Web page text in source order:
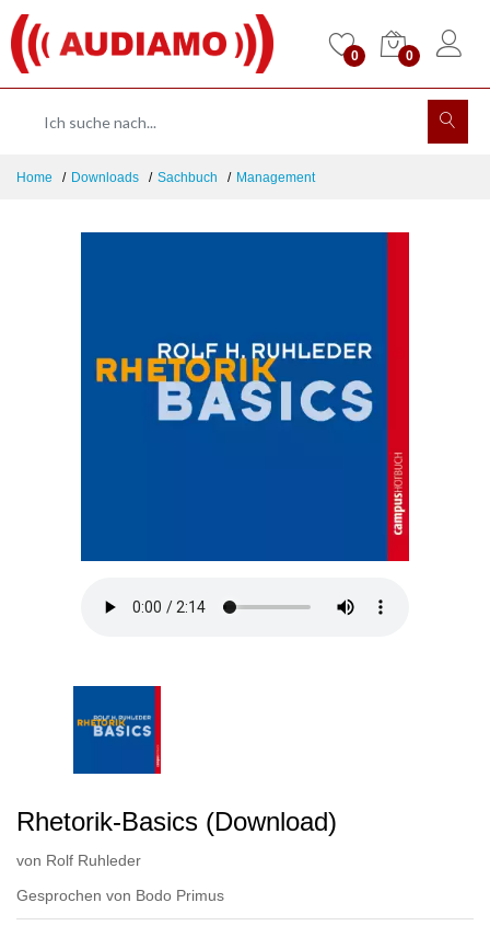
0 0
Home Downloads Sachbuch Management
Rhetorik-Basics (Download)
von Rolf Ruhleder
Gesprochen von Bodo Primus